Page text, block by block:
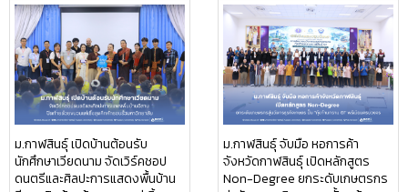
ม.กาฬสินธุ์ เปิดบ้านต้อนรับ
นักศึกษาเวียดนาม จัดเวิร์คชอป
ดนตรีและศิลปะการแสดงพื้นบ้าน
ม.กาฬสินธุ์ จับมือ หอการค้า
จังหวัดกาฬสินธุ์ เปิดหลักสูตร
Non-Degree ยกระดับเกษตรกร